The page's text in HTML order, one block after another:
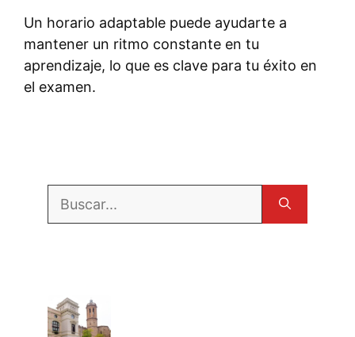
Un horario adaptable puede ayudarte a
mantener un ritmo constante en tu
aprendizaje, lo que es clave para tu éxito en
el examen.